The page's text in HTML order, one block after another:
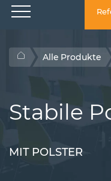
Alle Produkte
Stabile
MIT POLSTER